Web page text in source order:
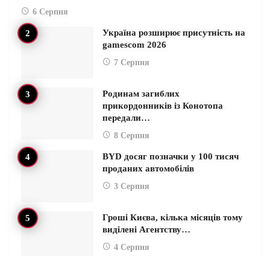
6 Серпня
Україна розширює присутність на
gamescom 2026
7 Серпня
Родинам загиблих
прикордонників із Конотопа
передали…
8 Серпня
BYD досяг позначки у 100 тисяч
проданих автомобілів
3 Серпня
Гроші Києва, кілька місяців тому
виділені Агентству…
4 Серпня